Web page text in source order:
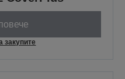
закупите